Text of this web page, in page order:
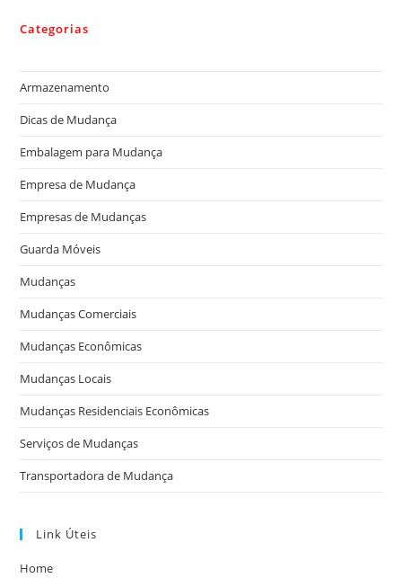
Categorias
Armazenamento
Dicas de Mudança
Embalagem para Mudança
Empresa de Mudança
Empresas de Mudanças
Guarda Móveis
Mudanças
Mudanças Comerciais
Mudanças Econômicas
Mudanças Locais
Mudanças Residenciais Econômicas
Serviços de Mudanças
Transportadora de Mudança
Link Úteis
Home